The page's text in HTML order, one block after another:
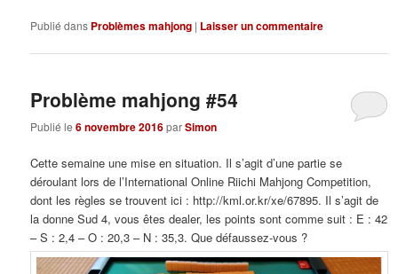
Publié dans Problèmes mahjong | Laisser un commentaire
Problème mahjong #54
Publié le6 novembre 2016parSimon
Cette semaine une mise en situation. Il s’agit d’une partie se
déroulant lors de l’International Online Riichi Mahjong Competition,
dont les règles se trouvent ici : http://kml.or.kr/xe/67895. Il s’agit de
la donne Sud 4, vous êtes dealer, les points sont comme suit : E : 42
– S : 2,4 – O : 20,3 – N : 35,3. Que défaussez-vous ?